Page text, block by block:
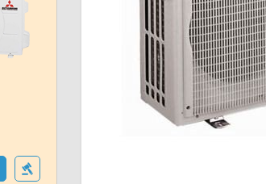
Осушители воздуха
Wi-Fi модуля для кондиционеров
отработанном масле